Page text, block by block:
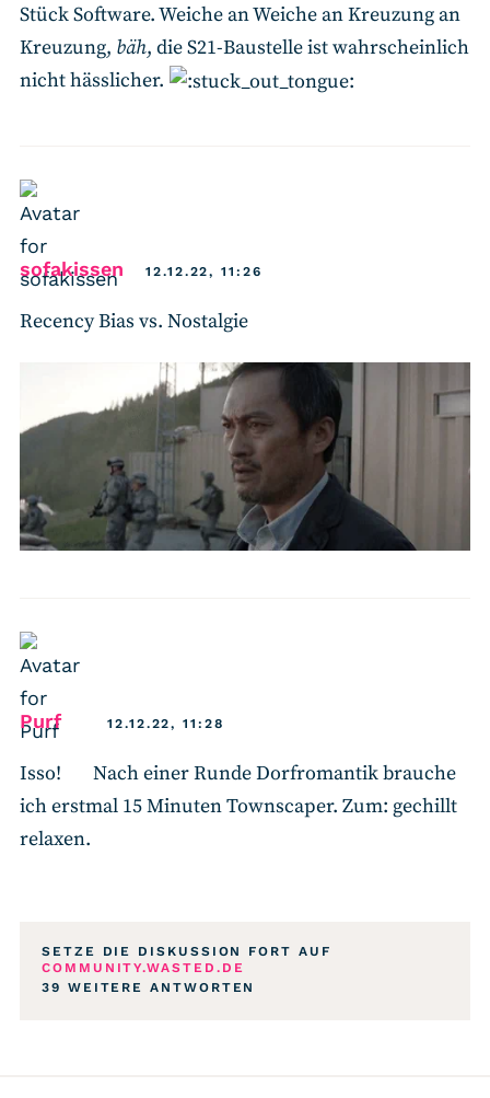
Stück Software. Weiche an Weiche an Kreuzung an
Kreuzung, bäh, die S21-Baustelle ist wahrscheinlich
nicht hässlicher.
sofakissen says:12.12.22, 11:26
Recency Bias vs. Nostalgie
Purfsays: 12.12.22, 11:28
Isso!
Nach einer Runde Dorfromantik brauche
ich erstmal 15 Minuten Townscaper. Zum: gechillt
relaxen.
SETZE DIE DISKUSSION FORT AUF
COMMUNITY.WASTED.DE
39 WEITERE ANTWORTEN